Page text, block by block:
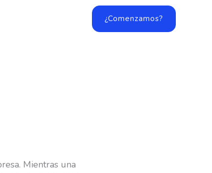
¿Comenzamos?
Mientras una